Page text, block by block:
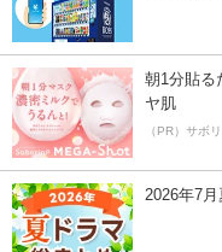
朝1分貼る
ヤ肌
（PR）サボ
2026年7